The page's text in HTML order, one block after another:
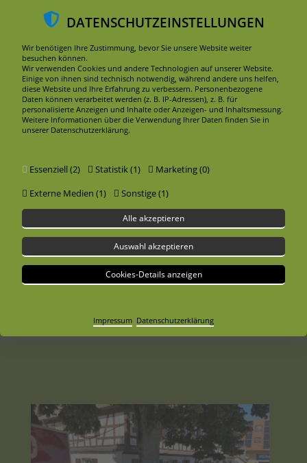
DE EN AKTUELLES
AKTUELLES
Neuigkeiten, Sorten und anstehende
Veranstaltungen:
DATENSCHUTZEINSTELLUNGEN
Wir benötigen Ihre Zustimmung, bevor Sie unsere Website weiter
besuchen können.
Wir verwenden Cookies und andere Technologien auf unserer Website.
Einige von ihnen sind technisch notwendig, während andere uns helfen,
diese Website und Ihre Erfahrung zu verbessern. Personenbezogene
Daten können verarbeitet werden (z. B. IP-Adressen), z. B. für
personalisierte Anzeigen und Inhalte oder Anzeigen- und Inhaltsmessung.
Weitere Informationen über die Verwendung Ihrer Daten finden Sie in
unserer Datenschutzerklärung.
Essenziell (2) Statistik (1)
Marketing (0)
Externe Medien (1)
Sonstige (1)
Alle akzeptieren
Auswahl akzeptieren
Cookies-Details anzeigen
Impressum| Datenschutzerklärung